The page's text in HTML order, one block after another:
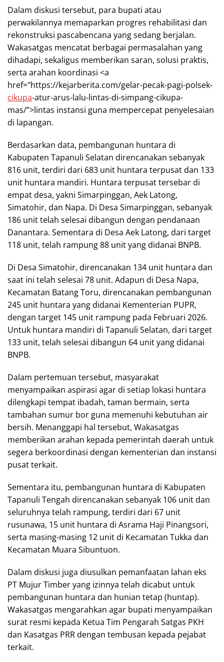
Dalam diskusi tersebut, para bupati atau
perwakilannya memaparkan progres rehabilitasi dan
rekonstruksi pascabencana yang sedang berjalan.
Wakasatgas mencatat berbagai permasalahan yang
dihadapi, sekaligus memberikan saran, solusi praktis,
serta arahan koordinasi <a
href="https://kejarberita.com/gelar-pecak-pagi-polsek-
cikupa-atur-arus-lalu-lintas-di-simpang-cikupa-
mas/”>lintas instansi guna mempercepat penyelesaian
di lapangan.
Berdasarkan data, pembangunan huntara di
Kabupaten Tapanuli Selatan direncanakan sebanyak
816 unit, terdiri dari 683 unit huntara terpusat dan 133
unit huntara mandiri. Huntara terpusat tersebar di
empat desa, yakni Simarpinggan, Aek Latong,
Simatohir, dan Napa. Di Desa Simarpinggan, sebanyak
186 unit telah selesai dibangun dengan pendanaan
Danantara. Sementara di Desa Aek Latong, dari target
118 unit, telah rampung 88 unit yang didanai BNPB.
Di Desa Simatohir, direncanakan 134 unit huntara dan
saat ini telah selesai 78 unit. Adapun di Desa Napa,
Kecamatan Batang Toru, direncanakan pembangunan
245 unit huntara yang didanai Kementerian PUPR,
dengan target 145 unit rampung pada Februari 2026.
Untuk huntara mandiri di Tapanuli Selatan, dari target
133 unit, telah selesai dibangun 64 unit yang didanai
BNPB.
Dalam pertemuan tersebut, masyarakat
menyampaikan aspirasi agar di setiap lokasi huntara
dilengkapi tempat ibadah, taman bermain, serta
tambahan sumur bor guna memenuhi kebutuhan air
bersih. Menanggapi hal tersebut, Wakasatgas
memberikan arahan kepada pemerintah daerah untuk
segera berkoordinasi dengan kementerian dan instansi
pusat terkait.
Sementara itu, pembangunan huntara di Kabupaten
Tapanuli Tengah direncanakan sebanyak 106 unit dan
seluruhnya telah rampung, terdiri dari 67 unit
rusunawa, 15 unit huntara di Asrama Haji Pinangsori,
serta masing-masing 12 unit di Kecamatan Tukka dan
Kecamatan Muara Sibuntuon.
Dalam diskusi juga diusulkan pemanfaatan lahan eks
PT Mujur Timber yang izinnya telah dicabut untuk
pembangunan huntara dan hunian tetap (huntap).
Wakasatgas mengarahkan agar bupati menyampaikan
surat resmi kepada Ketua Tim Pengarah Satgas PKH
dan Kasatgas PRR dengan tembusan kepada pejabat
terkait.